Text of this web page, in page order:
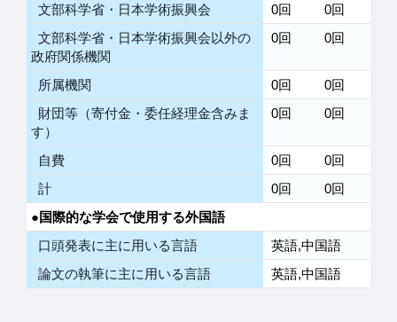
文部科学省・日本学術振興会
0回
0回
文部科学省・日本学術振興会以外の
政府関係機関
0回 0回
所属機関 0回
0回
財団等（寄付金・委任経理金含みま
す）
0回 0回
自費 0回
0回
計
0回
0回
●国際的な学会で使用する外国語
口頭発表に主に用いる言語
英語,中国語
論文の執筆に主に用いる言語
英語,中国語